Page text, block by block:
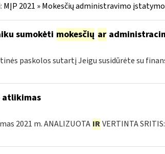
MĮP 2021 » Mokesčių administravimo
sumokėti mokesčių ar
paskolos sutartį Jeigu susidūrėte su
2021 m. ANALIZUOTA IR VERTINTA